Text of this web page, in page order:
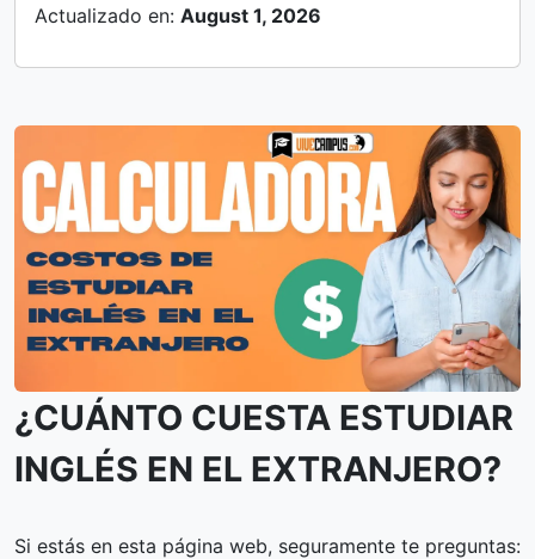
Actualizado en: August 1, 2026
¿CUÁNTO CUESTA ESTUDIAR
INGLÉS EN EL EXTRANJERO?
Si estás en esta página web, seguramente te preguntas: